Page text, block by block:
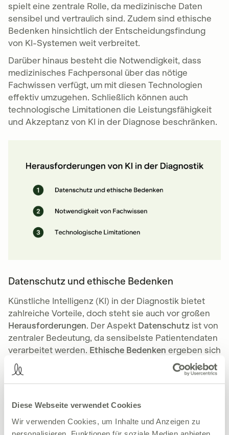
Diese Webseite verwendet Cookies
Wir verwenden Cookies, um Inhalte und Anzeigen zu
spielt eine zentrale Rolle, da medizinische Daten
sensibel und vertraulich sind. Zudem sind ethische
Bedenken hinsichtlich der Entscheidungsfindung
von KI-Systemen weit verbreitet.
Darüber hinaus besteht die Notwendigkeit, dass
medizinisches Fachpersonal über das nötige
Fachwissen verfügt, um mit diesen Technologien
effektiv umzugehen. Schließlich können auch
technologische Limitationen die Leistungsfähigkeit
und Akzeptanz von KI in der Diagnose beschränken.
Datenschutz und ethische Bedenken
Künstliche Intelligenz (KI) in der Diagnostik bietet
zahlreiche Vorteile, doch steht sie auch vor großen
Herausforderungen. Der Aspekt Datenschutz ist von
zentraler Bedeutung, da sensibelste Patientendaten
verarbeitet werden. Ethische Bedenken ergeben sich
vor allem aus der Frage, wie Entscheidungen
getroffen und wie transparent diese sind. Nur mit
strengen Datenschutzrichtlinien und ethischen
medizinischen Sektor gerechtfertigt und gefördert
werden, um das Vertrauen sowohl der Patienten als